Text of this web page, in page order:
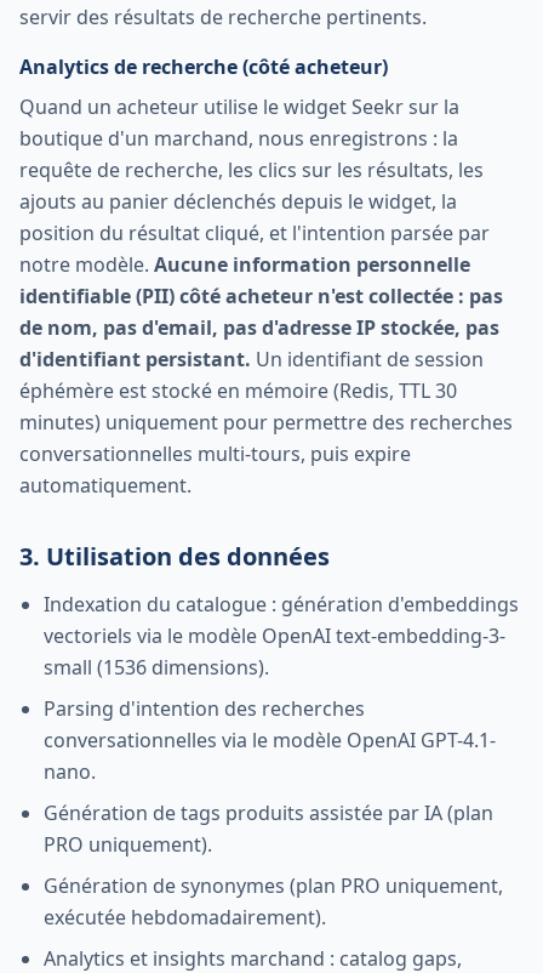
servir des résultats de recherche pertinents.
Analytics de recherche (côté acheteur)
Quand un acheteur utilise le widget Seekr sur la
boutique d'un marchand, nous enregistrons : la
requête de recherche, les clics sur les résultats, les
ajouts au panier déclenchés depuis le widget, la
position du résultat cliqué, et l'intention parsée par
notre modèle. Aucune information personnelle
identifiable (PII) côté acheteur n'est collectée : pas
de nom, pas d'email, pas d'adresse IP stockée, pas
d'identifiant persistant. Un identifiant de session
éphémère est stocké en mémoire (Redis, TTL 30
minutes) uniquement pour permettre des recherches
conversationnelles multi-tours, puis expire
automatiquement.
3. Utilisation des données
Indexation du catalogue : génération d'embeddings
vectoriels via le modèle OpenAI text-embedding-3-
small (1536 dimensions).
Parsing d'intention des recherches
conversationnelles via le modèle OpenAI GPT-4.1-
nano.
Génération de tags produits assistée par IA (plan
PRO uniquement).
Génération de synonymes (plan PRO uniquement,
exécutée hebdomadairement).
Analytics et insights marchand : catalog gaps,